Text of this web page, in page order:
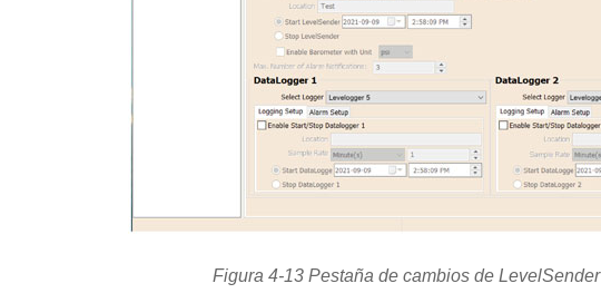
Figura 4-13 Pestaña de cambios de LevelSender